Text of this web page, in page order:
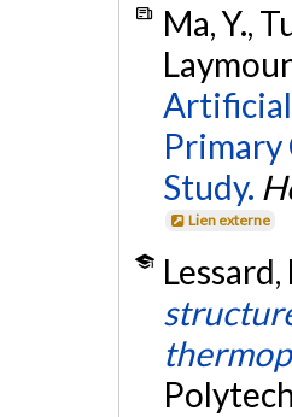
Ma, Y.,
Primary
Study.
Lien externe